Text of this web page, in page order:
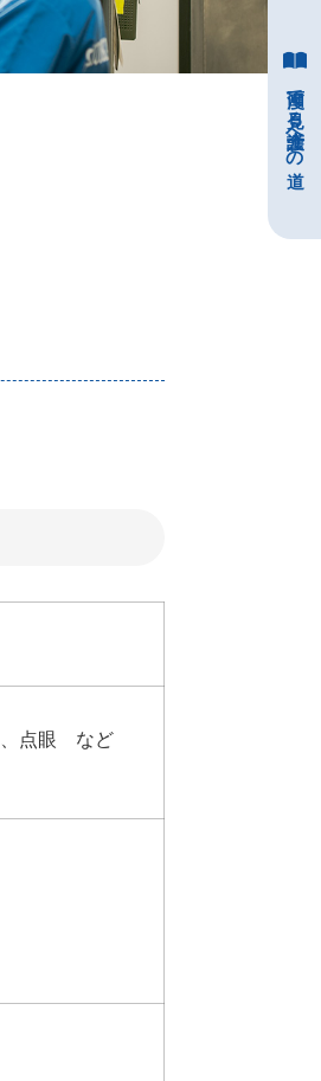
、点眼 など
漫画で見る介護士への道